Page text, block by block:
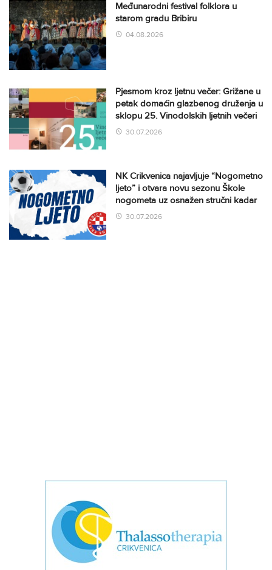
Međunarodni festival folklora u
starom gradu Bribiru
04.08.2026
Pjesmom kroz ljetnu večer: Grižane u
petak domaćin glazbenog druženja u
sklopu 25. Vinodolskih ljetnih večeri
30.07.2026
NK Crikvenica najavljuje “Nogometno
ljeto” i otvara novu sezonu Škole
nogometa uz osnažen stručni kadar
30.07.2026